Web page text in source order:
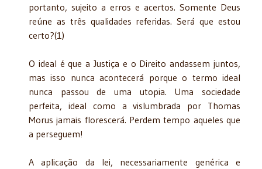
portanto, sujeito a erros e acertos. Somente Deus
reúne as três qualidades referidas. Será que estou
certo?(1)
O ideal é que a Justiça e o Direito andassem juntos,
mas isso nunca acontecerá porque o termo ideal
nunca passou de uma utopia. Uma sociedade
perfeita, ideal como a vislumbrada por Thomas
Morus jamais florescerá. Perdem tempo aqueles que
a perseguem!
A aplicação da lei, necessariamente genérica e